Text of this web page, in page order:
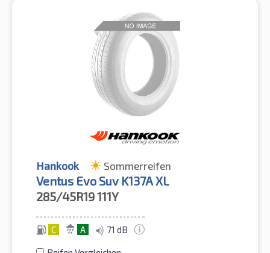
Hankook Sommerreifen
Ventus Evo Suv K137A XL
285/45R19111Y
C A 71 dB